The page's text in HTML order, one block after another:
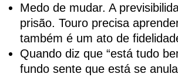
Medo de mudar. A
prisão. Touro precisa
também é um ato de
Quando diz que “está tudo
fundo sente que está se